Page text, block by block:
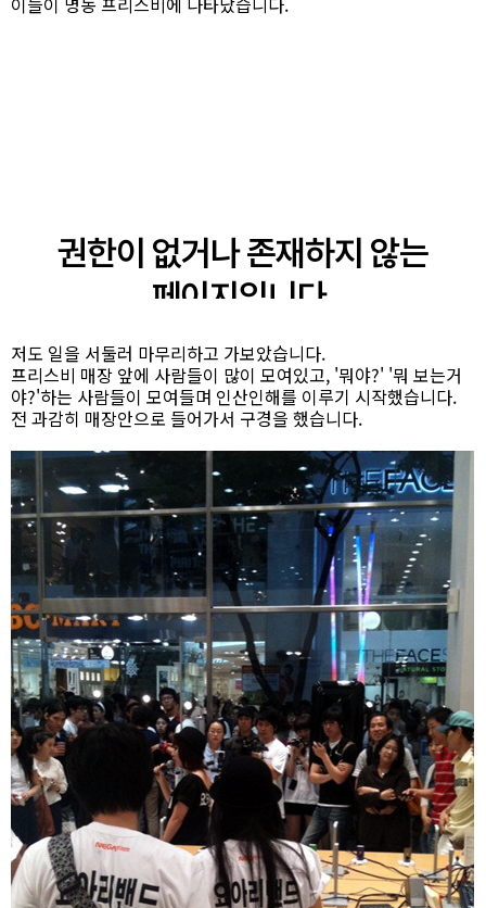
저도 일을 서둘러 마무리하고 가보았습니다.
프리스비 매장 앞에 사람들이 많이 모여있고, '뭐야?' '뭐 보는거
야?'하는 사람들이 모여들며 인산인해를 이루기 시작했습니다.
전 과감히 매장안으로 들어가서 구경을 했습니다.